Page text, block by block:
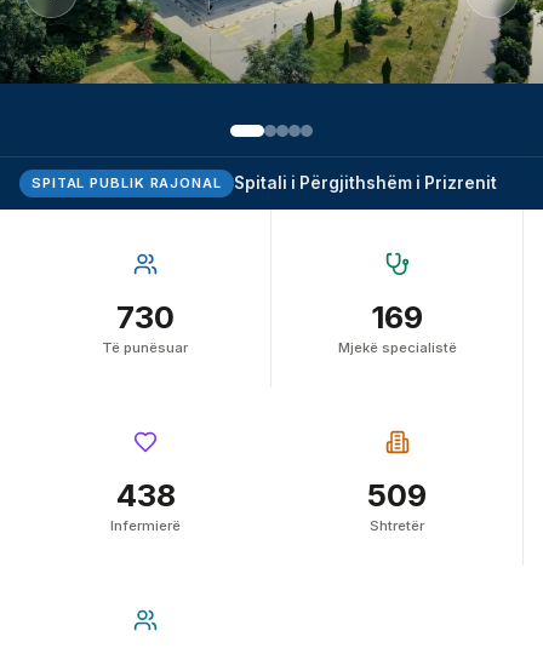
SPITAL PUBLIK RAJONAL Spitali i Përgjithshëm i Prizrenit
730
Të punësuar
169
Mjekë specialistë
438
Infermierë
509
Shtretër